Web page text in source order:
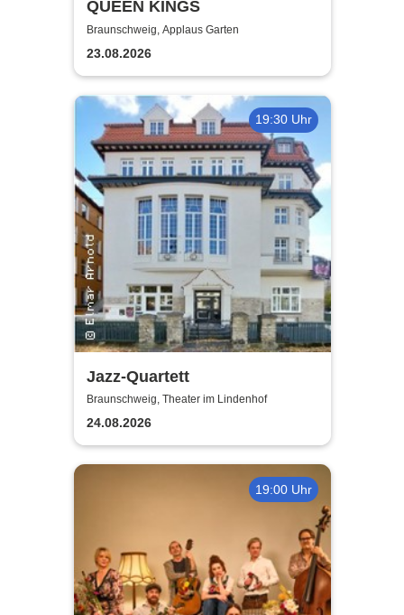
QUEEN KINGS
Braunschweig, Applaus Garten
23.08.2026
19:30 Uhr
Jazz-Quartett
Braunschweig, Theater im Lindenhof
24.08.2026
19:00 Uhr